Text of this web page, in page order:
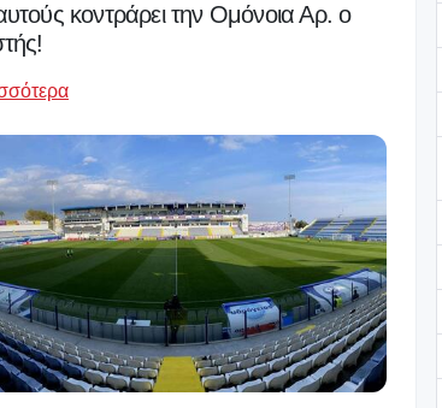
κοντράρει την Ομόνοια Αρ. ο